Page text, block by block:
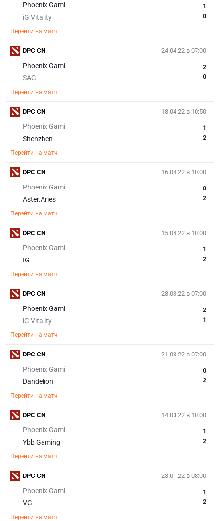
Phoenix Gami
iG Vitality
1
0
Перейти на матч
24.04.22 в 07:00
Phoenix Gami
SAG
2
0
Перейти на матч
DPC CN
18.04.22 в 10:50
Phoenix Gami
Shenzhen
1
2
Перейти на матч
DPC CN
16.04.22 в 10:00
Phoenix Gami
Aster.Aries
0
2
Перейти на матч
DPC CN
15.04.22 в 10:00
Phoenix Gami
IG
1
2
Перейти на матч
DPC CN
28.03.22 в 07:00
Phoenix Gami
iG Vitality
2
1
Перейти на матч
DPC CN
21.03.22 в 07:00
Phoenix Gami
Dandelion
0
2
Перейти на матч
DPC CN
14.03.22 в 10:00
Phoenix Gami
Ybb Gaming
1
2
Перейти на матч
DPC CN
23.01.22 в 08:00
Phoenix Gami
VG
1
2
Перейти на матч
DPC CN